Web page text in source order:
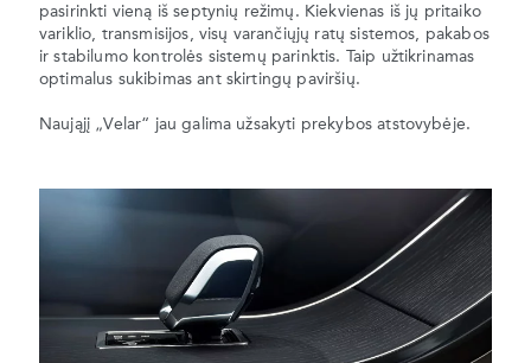
pasirinkti vieną iš septynių režimų. Kiekvienas iš jų pritaiko
variklio, transmisijos, visų varančiųjų ratų sistemos, pakabos
ir stabilumo kontrolės sistemų parinktis. Taip užtikrinamas
optimalus sukibimas ant skirtingų paviršių.
Naująjį „Velar“ jau galima užsakyti prekybos atstovybėje.